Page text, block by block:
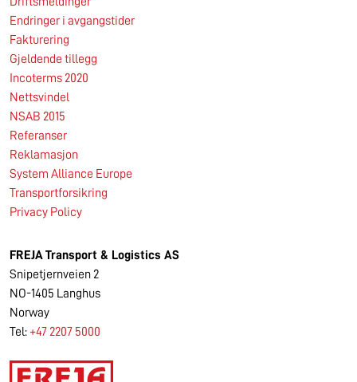
Endringer i avgangstider
Fakturering
Gjeldende tillegg
Incoterms 2020
Nettsvindel
NSAB 2015
Referanser
Reklamasjon
System Alliance Europe
Transportforsikring
Privacy Policy
FREJATransport & Logistics AS
Snipetjernveien 2
NO-1405 Langhus
Norway
Tel: +47 2207 5000